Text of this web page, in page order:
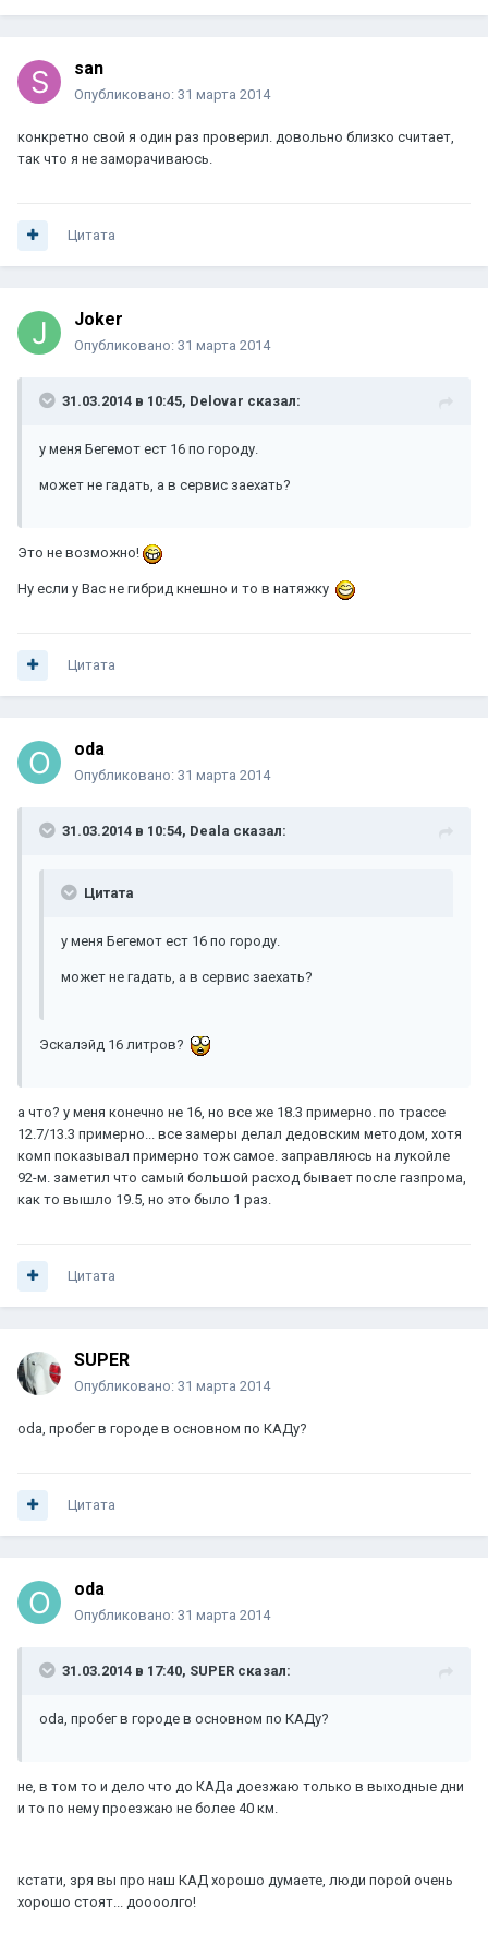
san
Опубликовано: 31 марта 2014
конкретно свой я один раз проверил. довольно близко считает,
так что я не заморачиваюсь.
Цитата
Joker
Опубликовано: 31 марта 2014
31.03.2014 в 10:45, Delovar сказал:
у меня Бегемот ест 16 по городу.
может не гадать, а в сервис заехать?
Это не возможно!
Ну если у Вас не гибрид кнешно и то в натяжку
Цитата
oda
Опубликовано: 31 марта 2014
31.03.2014 в 10:54, Deala сказал:
Цитата
у меня Бегемот ест 16 по городу.
может не гадать, а в сервис заехать?
Эскалэйд 16 литров?
а что? у меня конечно не 16, но все же 18.3 примерно. по трассе
12.7/13.3 примерно... все замеры делал дедовским методом, хотя
комп показывал примерно тож самое. заправляюсь на лукойле
92-м. заметил что самый большой расход бывает после газпрома,
как то вышло 19.5, но это было 1 раз.
Цитата
SUPER
Опубликовано: 31 марта 2014
oda, пробег в городе в основном по КАДу?
Цитата
oda
Опубликовано: 31 марта 2014
31.03.2014 в 17:40, SUPER сказал:
oda, пробег в городе в основном по КАДу?
не, в том то и дело что до КАДа доезжаю только в выходные дни
и то по нему проезжаю не более 40 км.
кстати, зря вы про наш КАД хорошо думаете, люди порой очень
хорошо стоят... доооолго!